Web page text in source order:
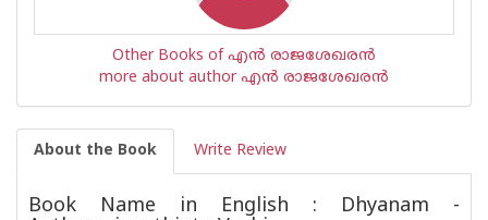
Other Books of എന്‍ രാജശേഖരന്‍
more about author എന്‍ രാജശേഖരന്‍
About the Book Write Review
Book Name in English : Dhyanam -